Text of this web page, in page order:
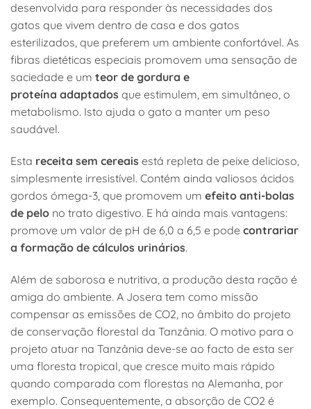
desenvolvida para responder às necessidades dos
gatos que vivem dentro de casa e dos gatos
esterilizados, que preferem um ambiente confortável. As
fibras dietéticas especiais promovem uma sensação de
saciedade e um teor de gordura e
proteína adaptados que estimulem, em simultâneo, o
metabolismo. Isto ajuda o gato a manter um peso
saudável.
Esta receita sem cereais está repleta de peixe delicioso,
simplesmente irresistível. Contém ainda valiosos ácidos
gordos ómega-3, que promovem um efeito anti-bolas
de pelo no trato digestivo. E há ainda mais vantagens:
promove um valor de pH de 6,0 a 6,5 e pode contrariar
a formação de cálculos urinários.
Além de saborosa e nutritiva, a produção desta ração é
amiga do ambiente. A Josera tem como missão
compensar as emissões de CO2, no âmbito do projeto
de conservação florestal da Tanzânia. O motivo para o
projeto atuar na Tanzânia deve-se ao facto de esta ser
uma floresta tropical, que cresce muito mais rápido
quando comparada com florestas na Alemanha, por
exemplo. Consequentemente, a absorção de CO2 é